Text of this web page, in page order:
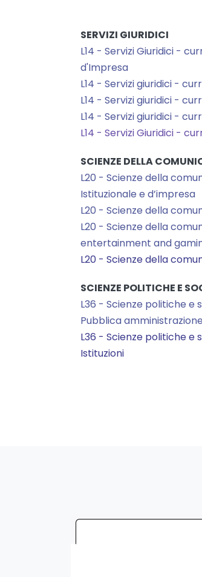
SERVIZI GIURIDICI
L14 - Servizi Giuridici -
d'Impresa
L14 - Servizi giuridici -
L14 - Servizi giuridici -
L14 - Servizi giuridici -
L14 - Servizi Giuridici -
SCIENZE DELLA
L20 - Scienze della
Istituzionale e d’impresa
L20 - Scienze della
L20 - Scienze della
entertainment and
L20 - Scienze della
SCIENZE POLITICHE E
L36 - Scienze politiche e
Pubblica amministrazione
L36 - Scienze politiche e
Istituzioni